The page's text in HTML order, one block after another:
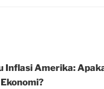
Inflasi Amerika: